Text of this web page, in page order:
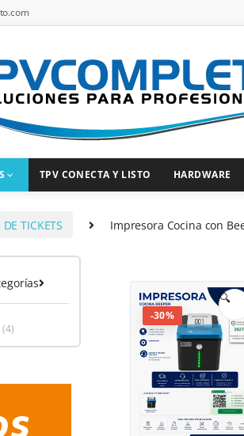
TPV CONECTA Y LISTO HARDWARE
TICKETS Impresora Cocina con
-30%
🔍
(4)